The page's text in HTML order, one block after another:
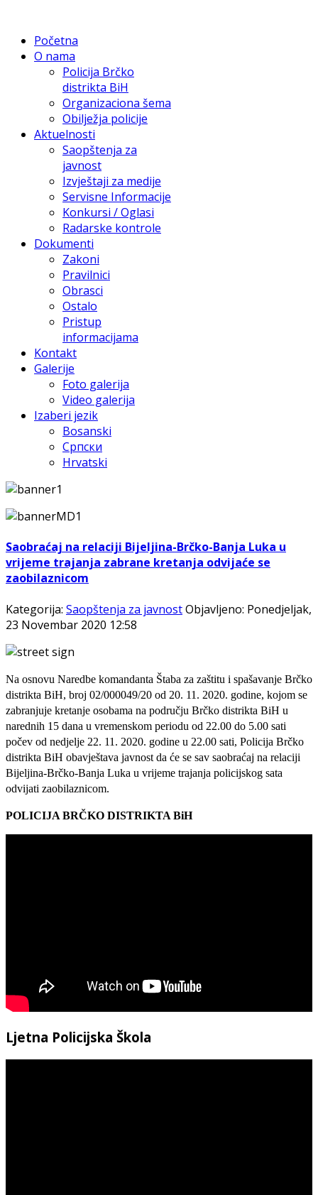
Početna
O nama
Policija Brčko
distrikta BiH
Organizaciona šema
Obilježja policije
Aktuelnosti
Saopštenja za
javnost
Izvještaji za medije
Servisne Informacije
Konkursi / Oglasi
Radarske kontrole
Dokumenti
Zakoni
Pravilnici
Obrasci
Ostalo
Pristup
informacijama
Kontakt
Galerije
Foto galerija
Video galerija
Izaberi jezik
Bosanski
Српски
Hrvatski
Saobraćaj na relaciji Bijeljina-Brčko-Banja Luka u
vrijeme trajanja zabrane kretanja odvijaće se
zaobilaznicom
Kategorija: Saopštenja za javnostObjavljeno: Ponedjeljak,
23 Novembar 2020 12:58
Na osnovu Naredbe komandanta Štaba za zaštitu i spašavanje Brčko
distrikta BiH, broj 02/000049/20 od 20. 11. 2020. godine, kojom se
zabranjuje kretanje osobama na području Brčko distrikta BiH u
narednih 15 dana u vremenskom periodu od 22.00 do 5.00 sati
počev od nedjelje 22. 11. 2020. godine u 22.00 sati, Policija Brčko
distrikta BiH obavještava javnost da će se sav saobraćaj na relaciji
Bijeljina-Brčko-Banja Luka u vrijeme trajanja policijskog sata
odvijati zaobilaznicom.
POLICIJA BRČKO DISTRIKTA BiH
Ljetna Policijska Škola